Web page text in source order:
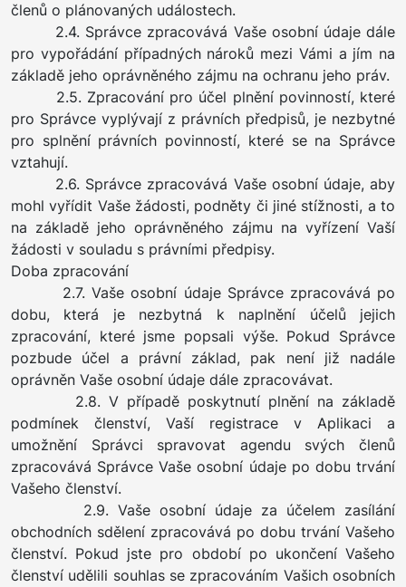
členů o plánovaných událostech.
2.4. Správce zpracovává Vaše osobní údaje dále
pro vypořádání případných nároků mezi Vámi a jím na
základě jeho oprávněného zájmu na ochranu jeho práv.
2.5. Zpracování pro účel plnění povinností, které
pro Správce vyplývají z právních předpisů, je nezbytné
pro splnění právních povinností, které se na Správce
vztahují.
2.6. Správce zpracovává Vaše osobní údaje, aby
mohl vyřídit Vaše žádosti, podněty či jiné stížnosti, a to
na základě jeho oprávněného zájmu na vyřízení Vaší
žádosti v souladu s právními předpisy.
Doba zpracování
2.7. Vaše osobní údaje Správce zpracovává po
dobu, která je nezbytná k naplnění účelů jejich
zpracování, které jsme popsali výše. Pokud Správce
pozbude účel a právní základ, pak není již nadále
oprávněn Vaše osobní údaje dále zpracovávat.
2.8. V případě poskytnutí plnění na základě
podmínek členství, Vaší registrace v Aplikaci a
umožnění Správci spravovat agendu svých členů
zpracovává Správce Vaše osobní údaje po dobu trvání
Vašeho členství.
2.9. Vaše osobní údaje za účelem zasílání
obchodních sdělení zpracovává po dobu trvání Vašeho
členství. Pokud jste pro období po ukončení Vašeho
členství udělili souhlas se zpracováním Vašich osobních